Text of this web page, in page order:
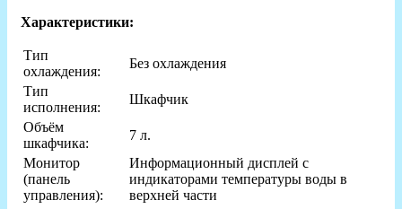
Характеристики:
Тип
охлаждения:
Без охлаждения
Тип
исполнения:
Шкафчик
Объём
шкафчика:
7 л.
Монитор
(панель
управления):
Информационный дисплей с
индикаторами температуры воды в
верхней части